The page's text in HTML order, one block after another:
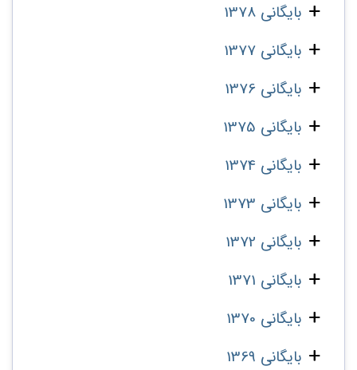
بایگانی 1378
بایگانی 1377
بایگانی 1376
بایگانی 1375
بایگانی 1374
بایگانی 1373
بایگانی 1372
بایگانی 1371
بایگانی 1370
بایگانی 1369